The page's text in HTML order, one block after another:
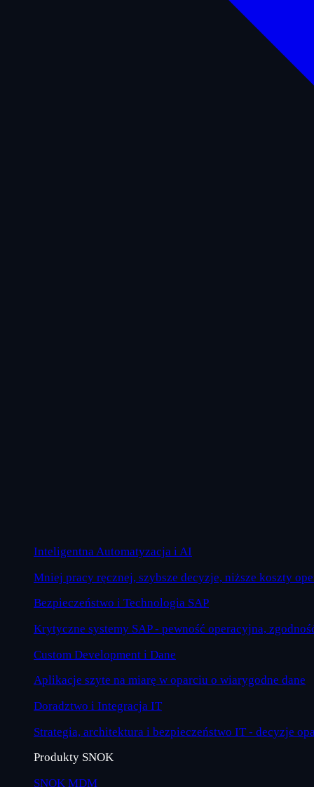
Inteligentna Automatyzacja i AI
Mniej pracy ręcznej, szybsze decyzje, niższe koszty
Bezpieczeństwo i Technologia SAP
Krytyczne systemy SAP - pewność operacyjna,
Custom Development i Dane
Aplikacje szyte na miarę w oparciu o wiarygodne dane
Doradztwo i Integracja IT
Strategia, architektura i bezpieczeństwo IT - decyzje
Produkty SNOK
SNOK MDM